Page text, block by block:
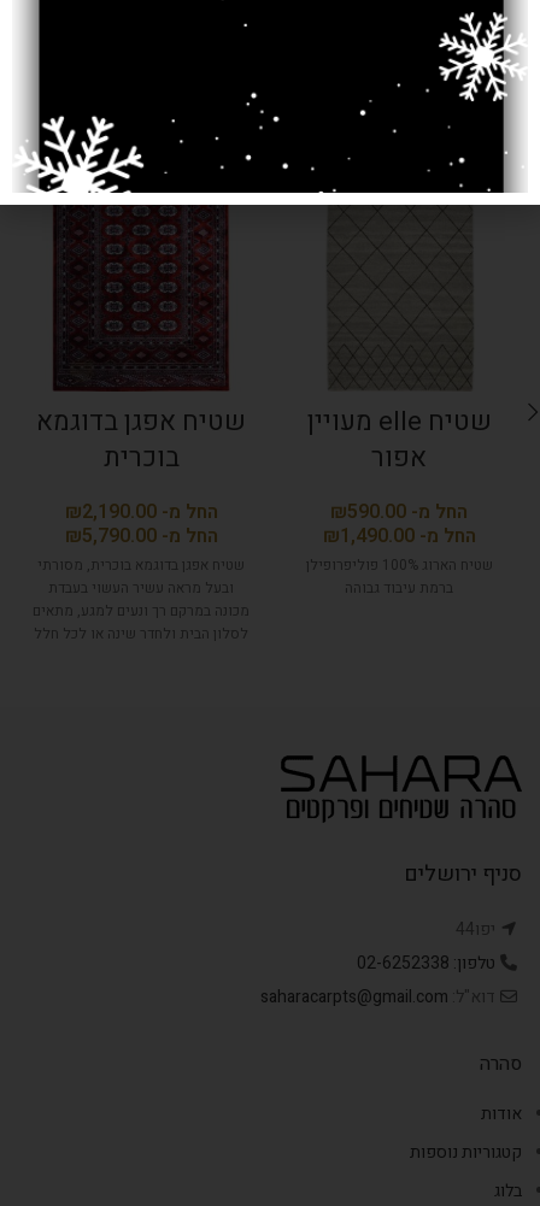
מוצרים קשורים
שטיח elle מעויין
אפור
₪
₪
שטיח הארוג 100% פוליפרופילן
ברמת עיבוד גבוהה
שטיח אפגן בדוגמא
בוכרית
₪
₪
שטיח אפגן בדוגמא בוכרית, מסורתי
ובעל מראה עשיר העשוי בעבדת
מכונה במרקם רך ונעים למגע, מתאים
לסלון הבית ולחדר שינה או לכל חלל
סניף ירושלים
יפו44
טלפון: 02-6252338
דוא"ל: saharacarpts@gmail.com
סהרה
אודות
קטגוריות נוספות
בלוג